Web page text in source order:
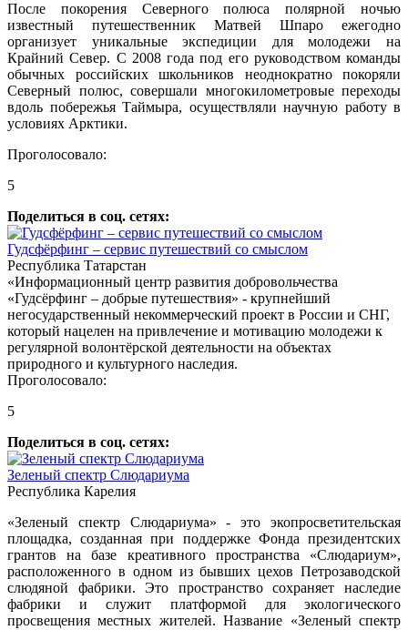
После покорения Северного полюса полярной ночью
известный путешественник Матвей Шпаро ежегодно
организует уникальные экспедиции для молодежи на
Крайний Север. С 2008 года под его руководством команды
обычных российских школьников неоднократно покоряли
Северный полюс, совершали многокилометровые переходы
вдоль побережья Таймыра, осуществляли научную работу в
условиях Арктики.
Проголосовало:
5
Поделиться в соц. сетях:
Гудсфёрфинг – сервис путешествий со смыслом
Республика Татарстан
«Информационный центр развития добровольчества
«Гудсёрфинг – добрые путешествия» - крупнейший
негосударственный некоммерческий проект в России и СНГ,
который нацелен на привлечение и мотивацию молодежи к
регулярной волонтёрской деятельности на объектах
природного и культурного наследия.
Проголосовало:
5
Поделиться в соц. сетях:
Зеленый спектр Слюдариума
Республика Карелия
«Зеленый спектр Слюдариума» - это экопросветительская
площадка, созданная при поддержке Фонда президентских
грантов на базе креативного пространства «Слюдариум»,
расположенного в одном из бывших цехов Петрозаводской
слюдяной фабрики. Это пространство сохраняет наследие
фабрики и служит платформой для экологического
просвещения местных жителей. Название «Зеленый спектр